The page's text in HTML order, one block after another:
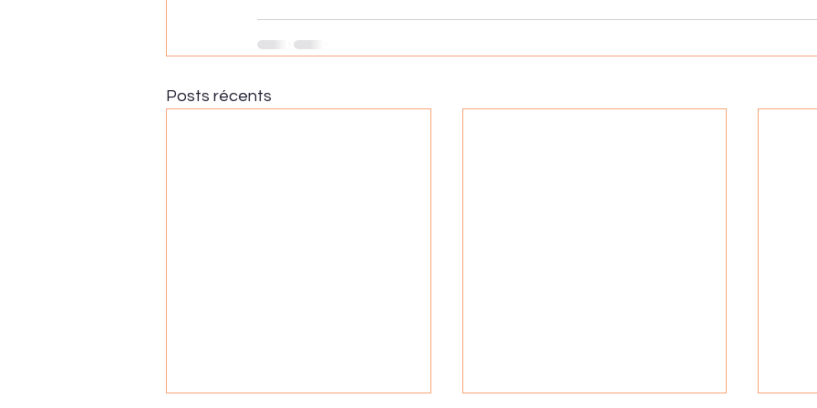
Posts récents